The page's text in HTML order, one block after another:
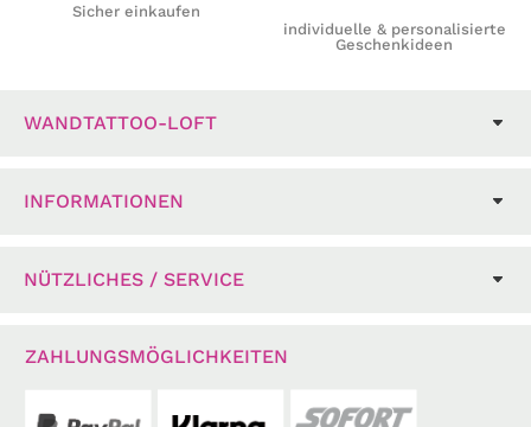
Sicher einkaufen
individuelle & personalisierte
Geschenkideen
WANDTATTOO-LOFT
INFORMATIONEN
NÜTZLICHES / SERVICE
ZAHLUNGSMÖGLICHKEITEN